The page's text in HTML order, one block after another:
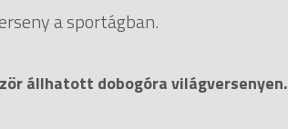
a sportágban.
állhatott dobogóra világversenyen.